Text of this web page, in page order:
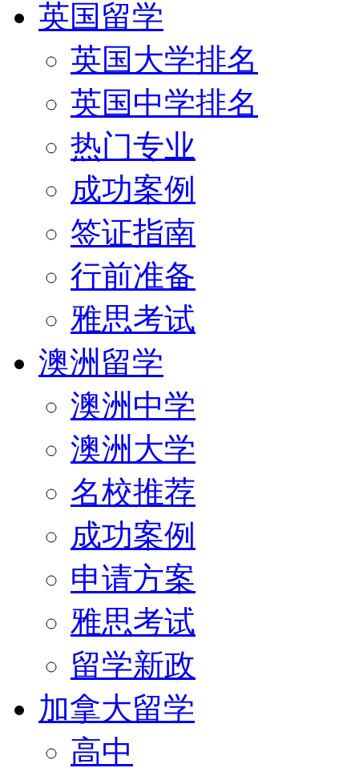
英国留学
英国大学排名
英国中学排名
热门专业
成功案例
签证指南
行前准备
雅思考试
澳洲留学
澳洲中学
澳洲大学
名校推荐
成功案例
申请方案
雅思考试
留学新政
加拿大留学
高中